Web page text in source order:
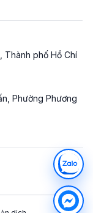
Thành phố Hồ Chí
Phường Phương